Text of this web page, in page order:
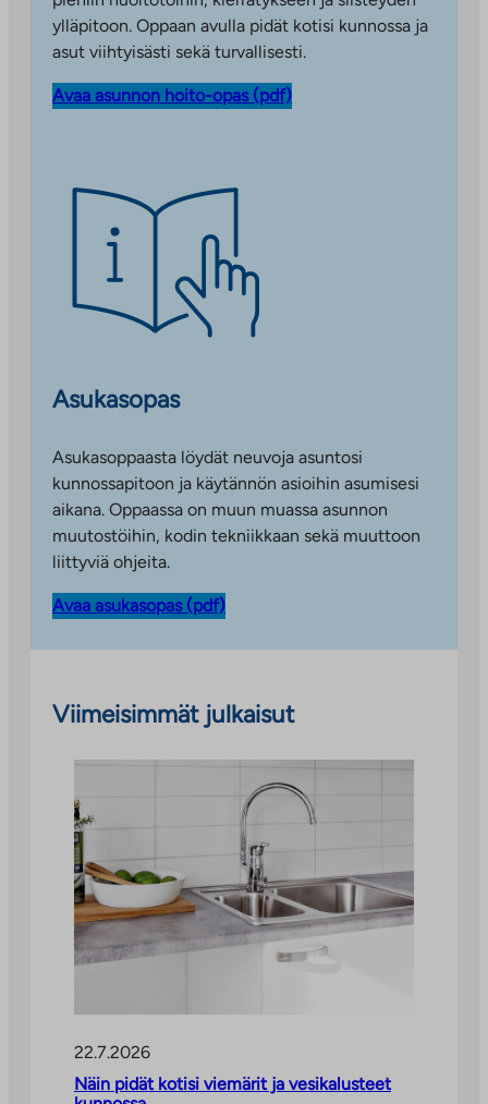
e
n
v
u
n
ylläpitoon. Oppaan avulla pidät kotisi kunnossa ja
asut viihtyisästi sekä turvallisesti.
Avaa asunnon hoito-opas (pdf)
Asukasopas
Asukasoppaasta löydät neuvoja asuntosi
kunnossapitoon ja käytännön asioihin asumisesi
aikana. Oppaassa on muun muassa asunnon
muutostöihin, kodin tekniikkaan sekä muuttoon
liittyviä ohjeita.
Avaa asukasopas (pdf)
Viimeisimmät julkaisut
22.7.2026
Näin pidät kotisi viemärit ja vesikalusteet